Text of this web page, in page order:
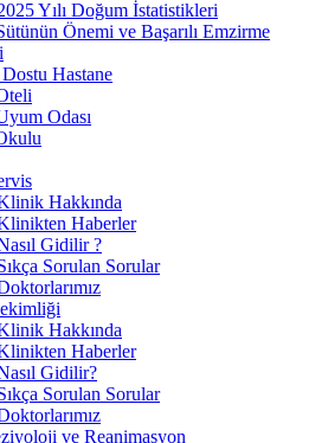
Yılı Doğum İstatistikleri
Önemi ve Başarılı Emzirme
Hastane
Odası
Hakkında
Haberler
Gidilir ?
Sorulan Sorular
Hakkında
Haberler
Gidilir?
Sorulan Sorular
ve Reanimasyon